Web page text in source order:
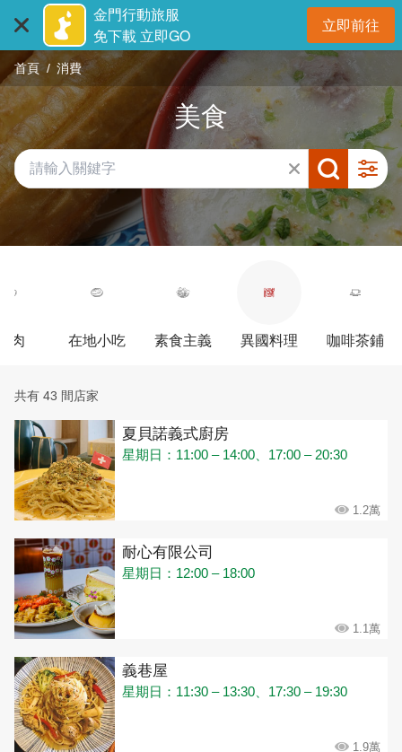
主
要
內
容
區
塊
金門行動旅服
免下載 立即GO
立即前往開
首頁 消費
美食
肉 在地小吃 素食主義 異國料理 咖啡茶鋪
共有 43 間店家
夏貝諾義式廚房
星期日：11:00 – 14:00、17:00 – 20:30
1.2萬
耐心有限公司
星期日：12:00 – 18:00
1.1萬
義巷屋
星期日：11:30 – 13:30、17:30 – 19:30
1.9萬